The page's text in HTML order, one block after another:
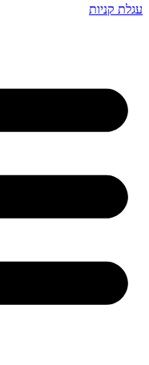
עגלת קניות